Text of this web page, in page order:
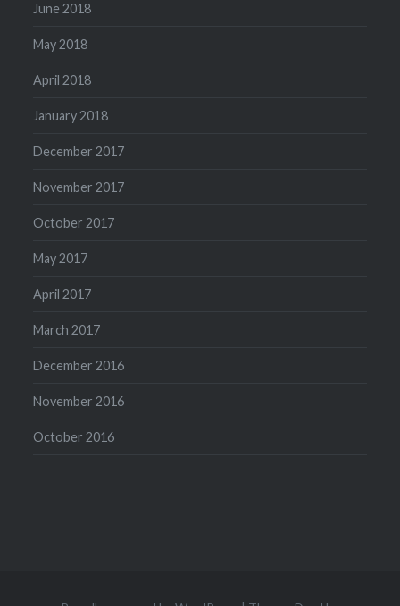
June 2018
May 2018
April 2018
January 2018
December 2017
November 2017
October 2017
May 2017
April 2017
March 2017
December 2016
November 2016
October 2016